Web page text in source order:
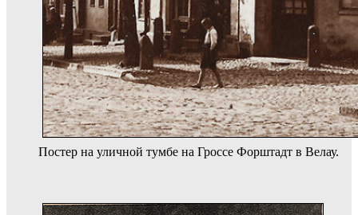
Постер на уличной тумбе на Гроссе Форштадт в Велау.